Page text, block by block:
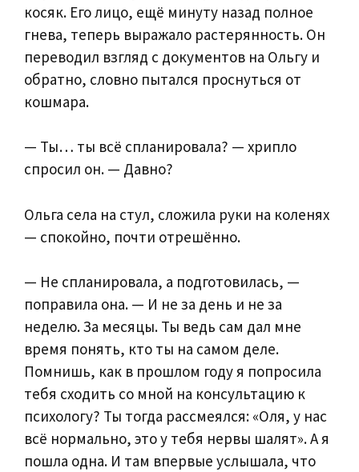
косяк. Его лицо, ещё минуту назад полное
гнева, теперь выражало растерянность. Он
переводил взгляд с документов на Ольгу и
обратно, словно пытался проснуться от
кошмара.
— Ты… ты всё спланировала? — хрипло
спросил он. — Давно?
Ольга села на стул, сложила руки на коленях
— спокойно, почти отрешённо.
— Не спланировала, а подготовилась, —
поправила она. — И не за день и не за
неделю. За месяцы. Ты ведь сам дал мне
время понять, кто ты на самом деле.
Помнишь, как в прошлом году я попросила
тебя сходить со мной на консультацию к
психологу? Ты тогда рассмеялся: «Оля, у нас
всё нормально, это у тебя нервы шалят». А я
пошла одна. И там впервые услышала, что